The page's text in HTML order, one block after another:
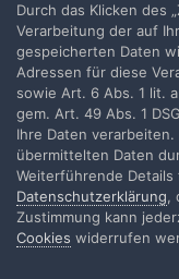
Bild ein.
Mehr dazu hier:
http://
content/imported/
Digitale Filmkameras
nicht mehr geben, da
darf auch nicht
bessere Sensoren
größere Bildfläche
Und um mal keine
VFX werden auch in
Durch das Klicken des
Verarbeitung der auf
gespeicherten Daten
Adressen für diese
sowie Art. 6 Abs. 1 lit.
gem. Art. 49 Abs. 1
Ihre Daten
übermittelten Daten
Weiterführende
Datenschutzerklärung,
Zustimmung kann
Cookies widerrufen